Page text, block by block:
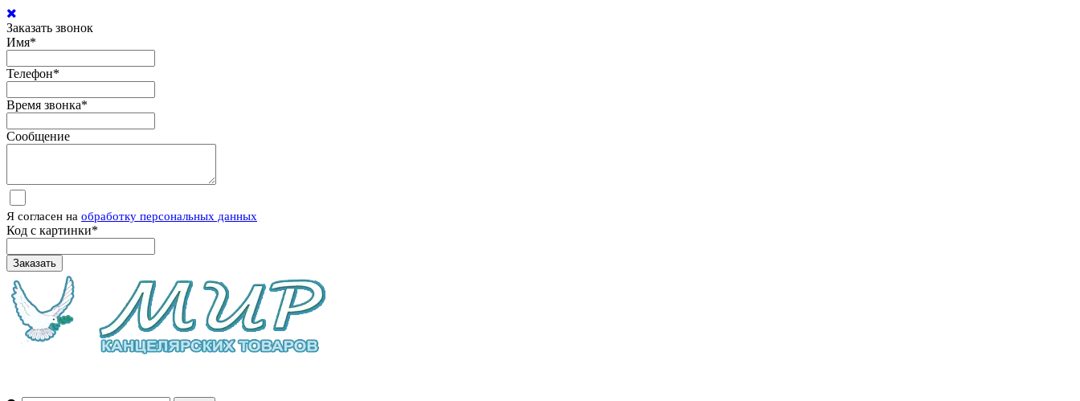
Заказать звонок
Имя*
Телефон*
Время звонка*
Сообщение
Я согласен на обработку персональных данных
Код с картинки*
Заказать